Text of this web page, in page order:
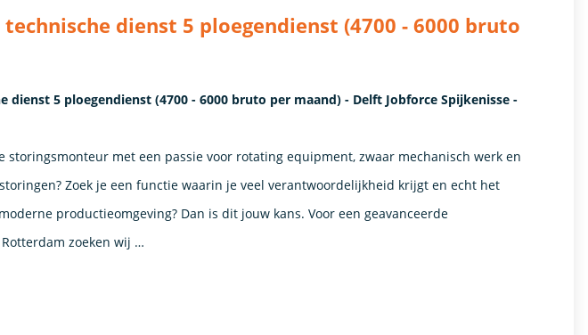
dienst 5 ploegendienst (4700 - 6000 bruto
dienst 5 ploegendienst (4700 - 6000 bruto per maand) - Delft Jobforce Spijkenisse -
storingsmonteur met een passie voor rotating equipment, zwaar mechanisch werk en
Zoek je een functie waarin je veel verantwoordelijkheid krijgt en echt het
productieomgeving? Dan is dit jouw kans. Voor een geavanceerde
zoeken wij …